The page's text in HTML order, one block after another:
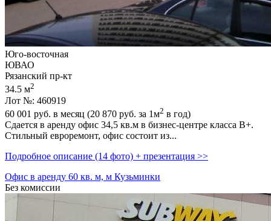
Юго-восточная
ЮВАО
Рязанский пр-кт
34.5 м2
Лот №: 460919
60 001 руб. в месяц (20 870 руб. за 1м2 в год)
Сдается в аренду офис 34,­5 кв.м в бизнес-центре класса В+.
Стильный евроремонт,­ офис состоит из...
Подробное описание (14 фото) + презентация >>
Офис в аренду 60 кв. м, м Кузьминки
Без комиссии